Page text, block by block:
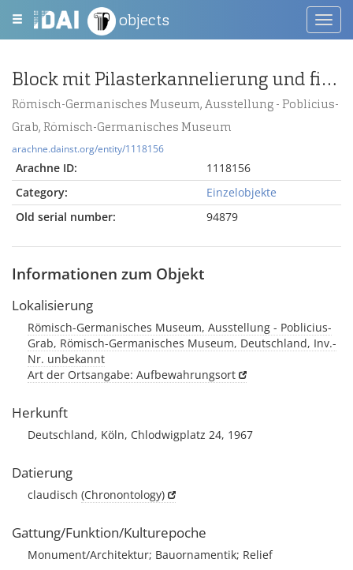
objects
Block mit Pilasterkannelierung und figürlichem Relief (Körper des Pan nach links)
Römisch-Germanisches Museum, Ausstellung - Poblicius-
Grab, Römisch-Germanisches Museum
arachne.dainst.org/entity/1118156
Arachne ID:
1118156
Category:
Einzelobjekte
Old serial number:
94879
Informationen zum Objekt
Lokalisierung
Römisch-Germanisches Museum, Ausstellung - Poblicius-
Grab, Römisch-Germanisches Museum, Deutschland, Inv.-
Nr. unbekannt
Art der Ortsangabe: Aufbewahrungsort
Herkunft
Deutschland, Köln, Chlodwigplatz 24, 1967
Datierung
claudisch (Chronontology)
Gattung/Funktion/Kulturepoche
Monument/Architektur; Bauornamentik; Relief